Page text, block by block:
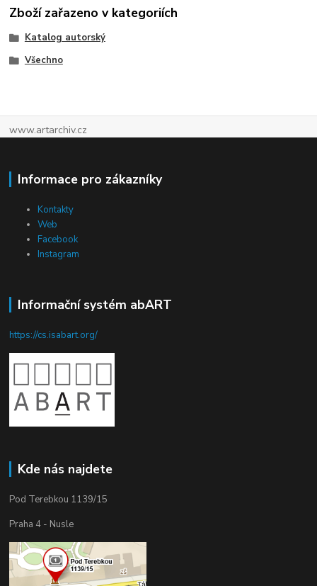
Zboží zařazeno v kategoriích
Katalog autorský
Všechno
www.artarchiv.cz
Informace pro zákazníky
Kontakty
Web
Facebook
Instagram
Informační systém abART
https://cs.isabart.org/
Kde nás najdete
Pod Terebkou 1139/15
Praha 4 - Nusle